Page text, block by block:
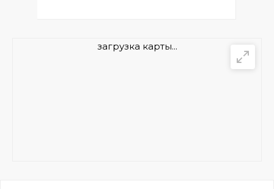
загрузка карты...